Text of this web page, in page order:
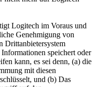
Logitech im Voraus und
Genehmigung von
Drittanbietersystem
speichert oder
kann, es sei denn, (a) die
mit diesen
und (b) Das